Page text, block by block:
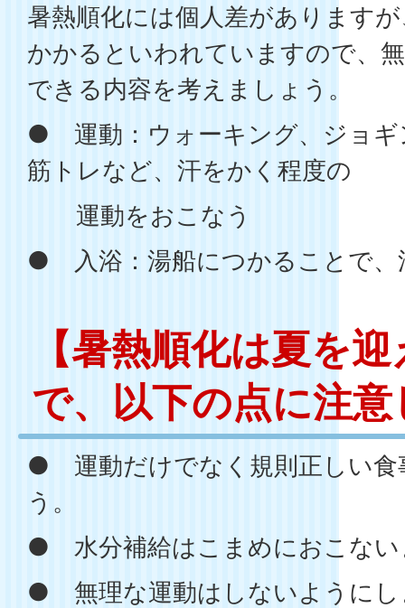
暑熱順化には個人差があります
かかるといわれていますので、
できる内容を考えましょう。
● 運動：ウォーキング、ジョギ
筋トレなど、汗をかく程度の
運動をおこなう
● 入浴：湯船につかることで、
【暑熱順化は夏を
で、以下の点に注
● 運動だけでなく規則正しい食
う。
● 水分補給はこまめにおこない
● 無理な運動はしないようにし